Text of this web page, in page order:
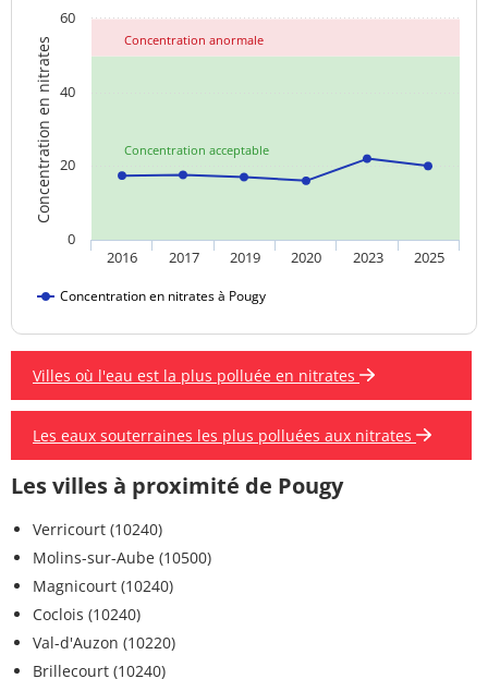
Concentration acceptable
Concentration anormale
Concentration en nitrates
Concentration en nitrates à Pougy
2016 2017 2019 2020 2023 2025
0
20
40
60
Villes où l'eau est la plus polluée en nitrates
Les eaux souterraines les plus polluées aux nitrates
Les villes à proximité de Pougy
Verricourt (10240)
Molins-sur-Aube (10500)
Magnicourt (10240)
Coclois (10240)
Val-d'Auzon (10220)
Brillecourt (10240)